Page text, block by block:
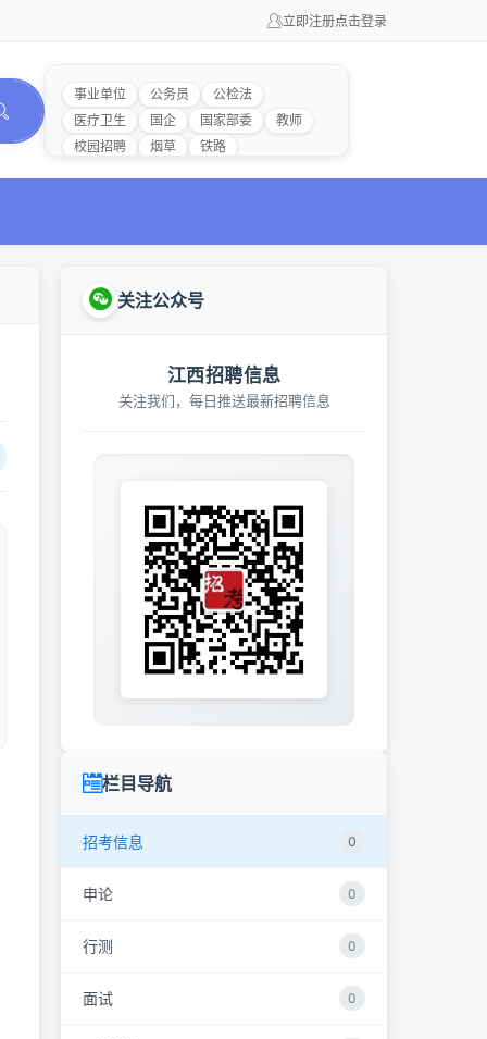
立即注册点击登录
事业单位 公务员
公检法
医疗卫生
国企 国家部委
教师
校园招聘
烟草 铁路
关注公众号
江西招聘信息
关注我们，每日推送最新招聘信息
栏目导航
招考信息 0
申论 0
行测 0
面试 0